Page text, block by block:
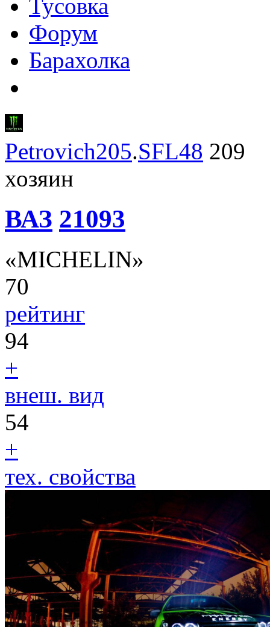
Тусовка
Форум
Барахолка
Petrovich205.SFL48 209
хозяин
ВАЗ 21093
«MICHELIN»
70
рейтинг
94
+
внеш. вид
54
+
тех. свойства